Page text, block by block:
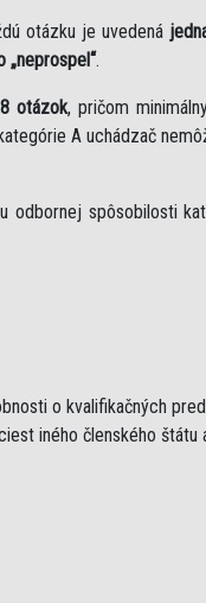
otázku je uvedená
„neprospel“.
otázok, pričom
A uchádzač
odbornej spôsobilosti
o kvalifikačných
iného členského